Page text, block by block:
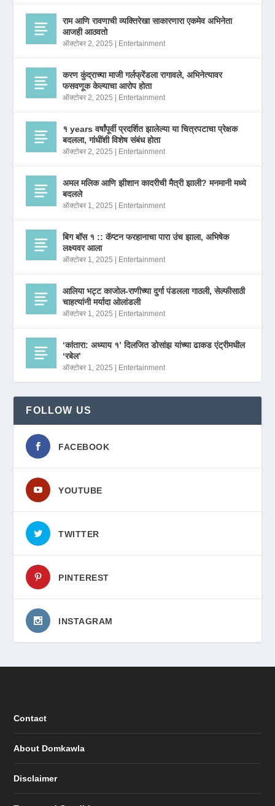
राम आणि रावणाची व्यक्तिरेखा साकारणारा एकमेव अभिनेता
आजही आठवतो
ऑक्टोबर 2, 2025 Entertainment
करण कुंद्राच्या माजी गर्लफ्रेंडला रागावले, अभिनेत्यावर
फसवणूक केल्याचा आरोप होता
ऑक्टोबर 2, 2025 Entertainment
१ years वर्षांपूर्वी प्रदर्शित झालेल्या या चित्रपटाचा प्रेक्षक
बदलला, गांधींशी विशेष संबंध होता
ऑक्टोबर 2, 2025 Entertainment
अमल मलिक आणि झीशान कादरीची मैत्री झाली? मनमानी मध्ये
बदलले
ऑक्टोबर 1, 2025 Entertainment
बिग बॉस १ :: कॅप्टन फरहानाचा पारा उंच झाला, अभिषेक
लक्ष्यवर आला
ऑक्टोबर 1, 2025 Entertainment
आलिया भट्ट काजोल-राणीच्या दुर्गा पंडलला गाठली, सेल्फीसाठी
चाहत्यांनी मर्यादा ओलांडली
ऑक्टोबर 1, 2025 Entertainment
‘कांतारा: अध्याय १’ दिलजित डोसांझ यांच्या ढाकड एंट्रीमधील
‘रबेल’
ऑक्टोबर 1, 2025 Entertainment
FOLLOW US
FACEBOOK
YOUTUBE
TWITTER
PINTEREST
INSTAGRAM
Contact
About Domkawla
Disclaimer